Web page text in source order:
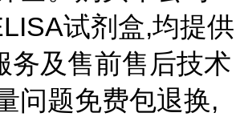
试剂盒,均提供
务及售前售后技术
问题免费包退换,